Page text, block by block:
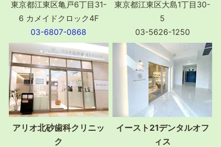
東京都江東区亀戸6丁目31-
6 カメイドクロック4F
03-6807-0868
東京都江東区大島1丁目30-
5
03-5626-1250
アリオ北砂歯科クリニッ
ク
イースト21デンタルオフ
ィス